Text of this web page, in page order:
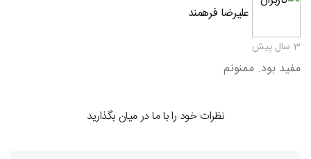
علیرضا فرهمند
3 سال پیش
مفید بود. ممنونم
نظرات خود را با ما در میان بگذارید